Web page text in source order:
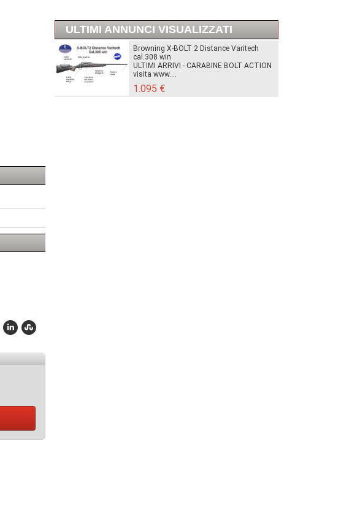
ULTIMI ANNUNCI VISUALIZZATI
Browning X-BOLT 2 Distance Varitech
cal.308 win
ULTIMI ARRIVI - CARABINE BOLT ACTION
visita www....
1.095 €